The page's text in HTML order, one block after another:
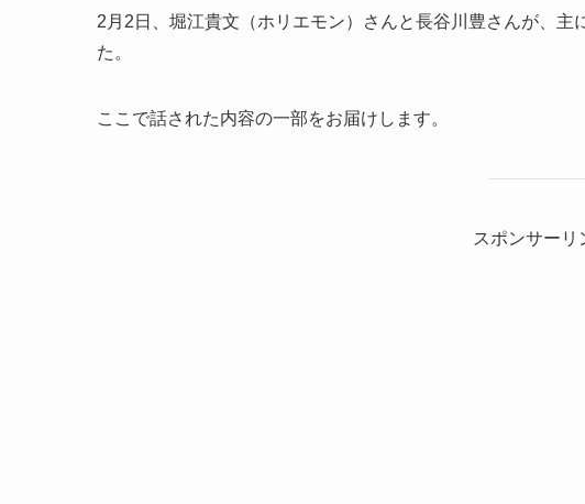
2月2日、堀江貴文（ホリエモン）さんと長谷川豊さんが、主
た。
ここで話された内容の一部をお届けします。
スポンサーリ